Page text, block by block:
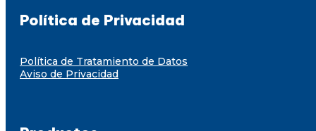
Política de Privacidad
Política de Tratamiento de Datos
Aviso de Privacidad